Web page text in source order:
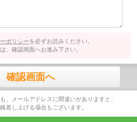
ポリシーを必ずお読みください。
、確認画面へお進み下さい。
確認画面へ
、メールアドレスに間違いがありますと、
差し上げる場合もございます。